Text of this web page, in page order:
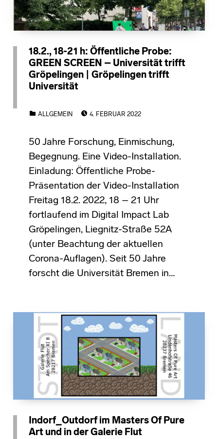
18.2., 18-21 h: Öffentliche Probe:
GREEN SCREEN – Universität trifft
Gröpelingen | Gröpelingen trifft
Universität
ALLGEMEIN
4. FEBRUAR 2022
50 Jahre Forschung, Einmischung,
Begegnung. Eine Video-Installation.
Einladung: Öffentliche Probe-
Präsentation der Video-Installation
Freitag 18.2. 2022, 18 – 21 Uhr
fortlaufend im Digital Impact Lab
Gröpelingen, Liegnitz-Straße 52A
(unter Beachtung der aktuellen
Corona-Auflagen). Seit 50 Jahre
forscht die Universität Bremen in…
Indorf_Outdorf im Masters Of Pure
Art und in der Galerie Flut